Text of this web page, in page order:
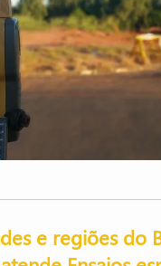
e regiões do